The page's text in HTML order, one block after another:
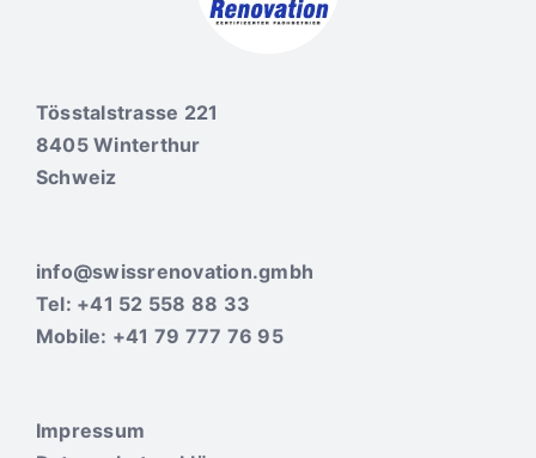
Tösstalstrasse 221
8405 Winterthur
Schweiz
info@swissrenovation.gmbh
Tel: +41 52 558 88 33
Mobile: +41 79 777 76 95
Impressum